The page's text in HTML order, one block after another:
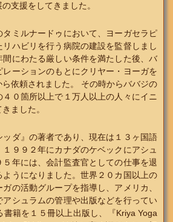
支援をしてきました。
タミルナードゥにおいて、ヨーガセラピ
ハビリを行う病院の建設を監督しまし
間にわたる厳しい条件を満たした後、バ
ーションのもとにクリヤー・ヨーガを
依頼されました。 その時からババジの
０箇所以上で１万人以上の人々にイニ
ました。
ッダ』の著者であり、現在は１３ヶ国語
９９２年にカナダのケベックにアシュ
年には、会計監査官としての仕事を退
ようになりました。世界２０カ国以上の
の活動グループを指導し、アメリカ、
アシュラムの管理や出版などを行ってい
書籍を１５冊以上出版し、『Kriya Yoga